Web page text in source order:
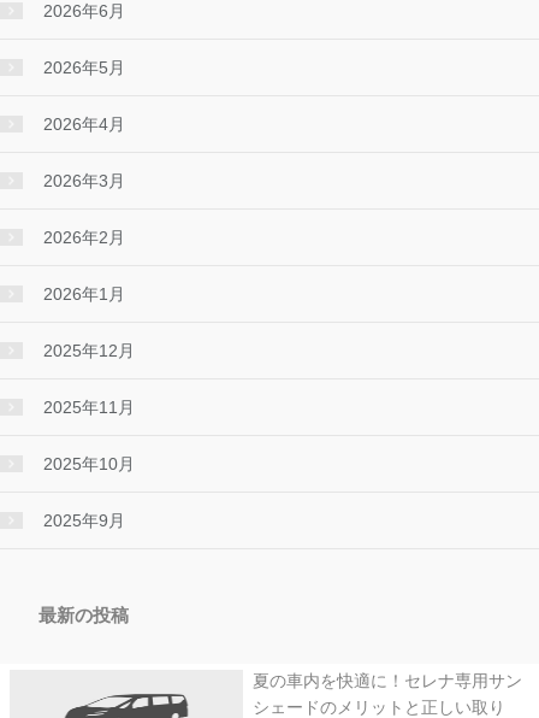
2026年6月
2026年5月
2026年4月
2026年3月
2026年2月
2026年1月
2025年12月
2025年11月
2025年10月
2025年9月
最新の投稿
夏の車内を快適に！セレナ専用サン
シェードのメリットと正しい取り